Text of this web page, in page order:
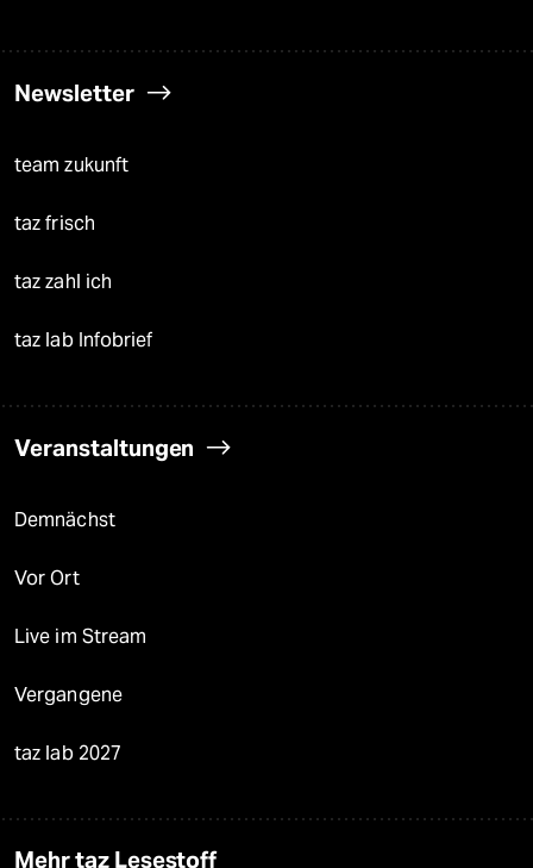
Newsletter
team zukunft
taz frisch
taz zahl ich
taz lab Infobrief
Veranstaltungen
Demnächst
Vor Ort
Live im Stream
Vergangene
taz lab 2027
Mehr taz Lesestoff